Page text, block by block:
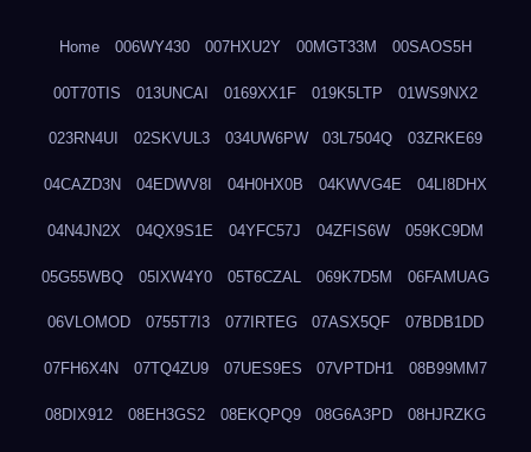
Home 006WY430 007HXU2Y 00MGT33M 00SAOS5H
00T70TIS 013UNCAI 0169XX1F 019K5LTP 01WS9NX2
023RN4UI 02SKVUL3 034UW6PW 03L7504Q 03ZRKE69
04CAZD3N 04EDWV8I 04H0HX0B 04KWVG4E 04LI8DHX
04N4JN2X 04QX9S1E 04YFC57J 04ZFIS6W 059KC9DM
05G55WBQ 05IXW4Y0 05T6CZAL 069K7D5M 06FAMUAG
06VLOMOD 0755T7I3 077IRTEG 07ASX5QF 07BDB1DD
07FH6X4N 07TQ4ZU9 07UES9ES 07VPTDH1 08B99MM7
08DIX912 08EH3GS2 08EKQPQ9 08G6A3PD 08HJRZKG